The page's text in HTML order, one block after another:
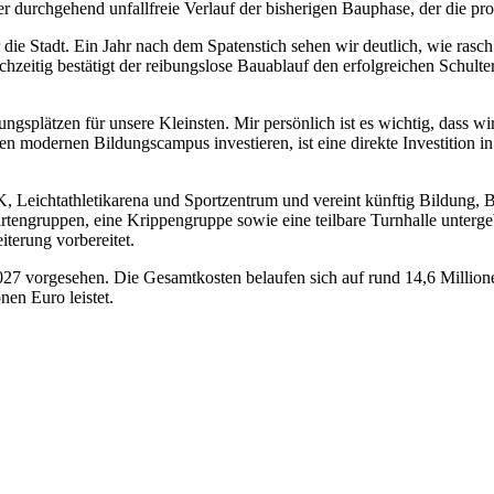
unfallfreie Verlauf der bisherigen Bauphase, der die
Stadt. Ein Jahr nach dem Spatenstich sehen wir deutlich, wie
bestätigt der reibungslose Bauablauf den erfolgreichen
für unsere Kleinsten. Mir persönlich ist es wichtig, dass
modernen Bildungscampus investieren, ist eine direkte Investition
und Sportzentrum und vereint künftig Bildung,
eine Krippengruppe sowie eine teilbare Turnhalle
vorbereitet.
vorgesehen. Die Gesamtkosten belaufen sich auf rund 14,6
Euro leistet.